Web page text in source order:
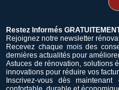
Restez Informés
Rejoignez notre newsletter
Recevez chaque mois des
dernières actualités pour
Astuces de rénovation, solutions
innovations pour réduire vos
Inscrivez-vous dès